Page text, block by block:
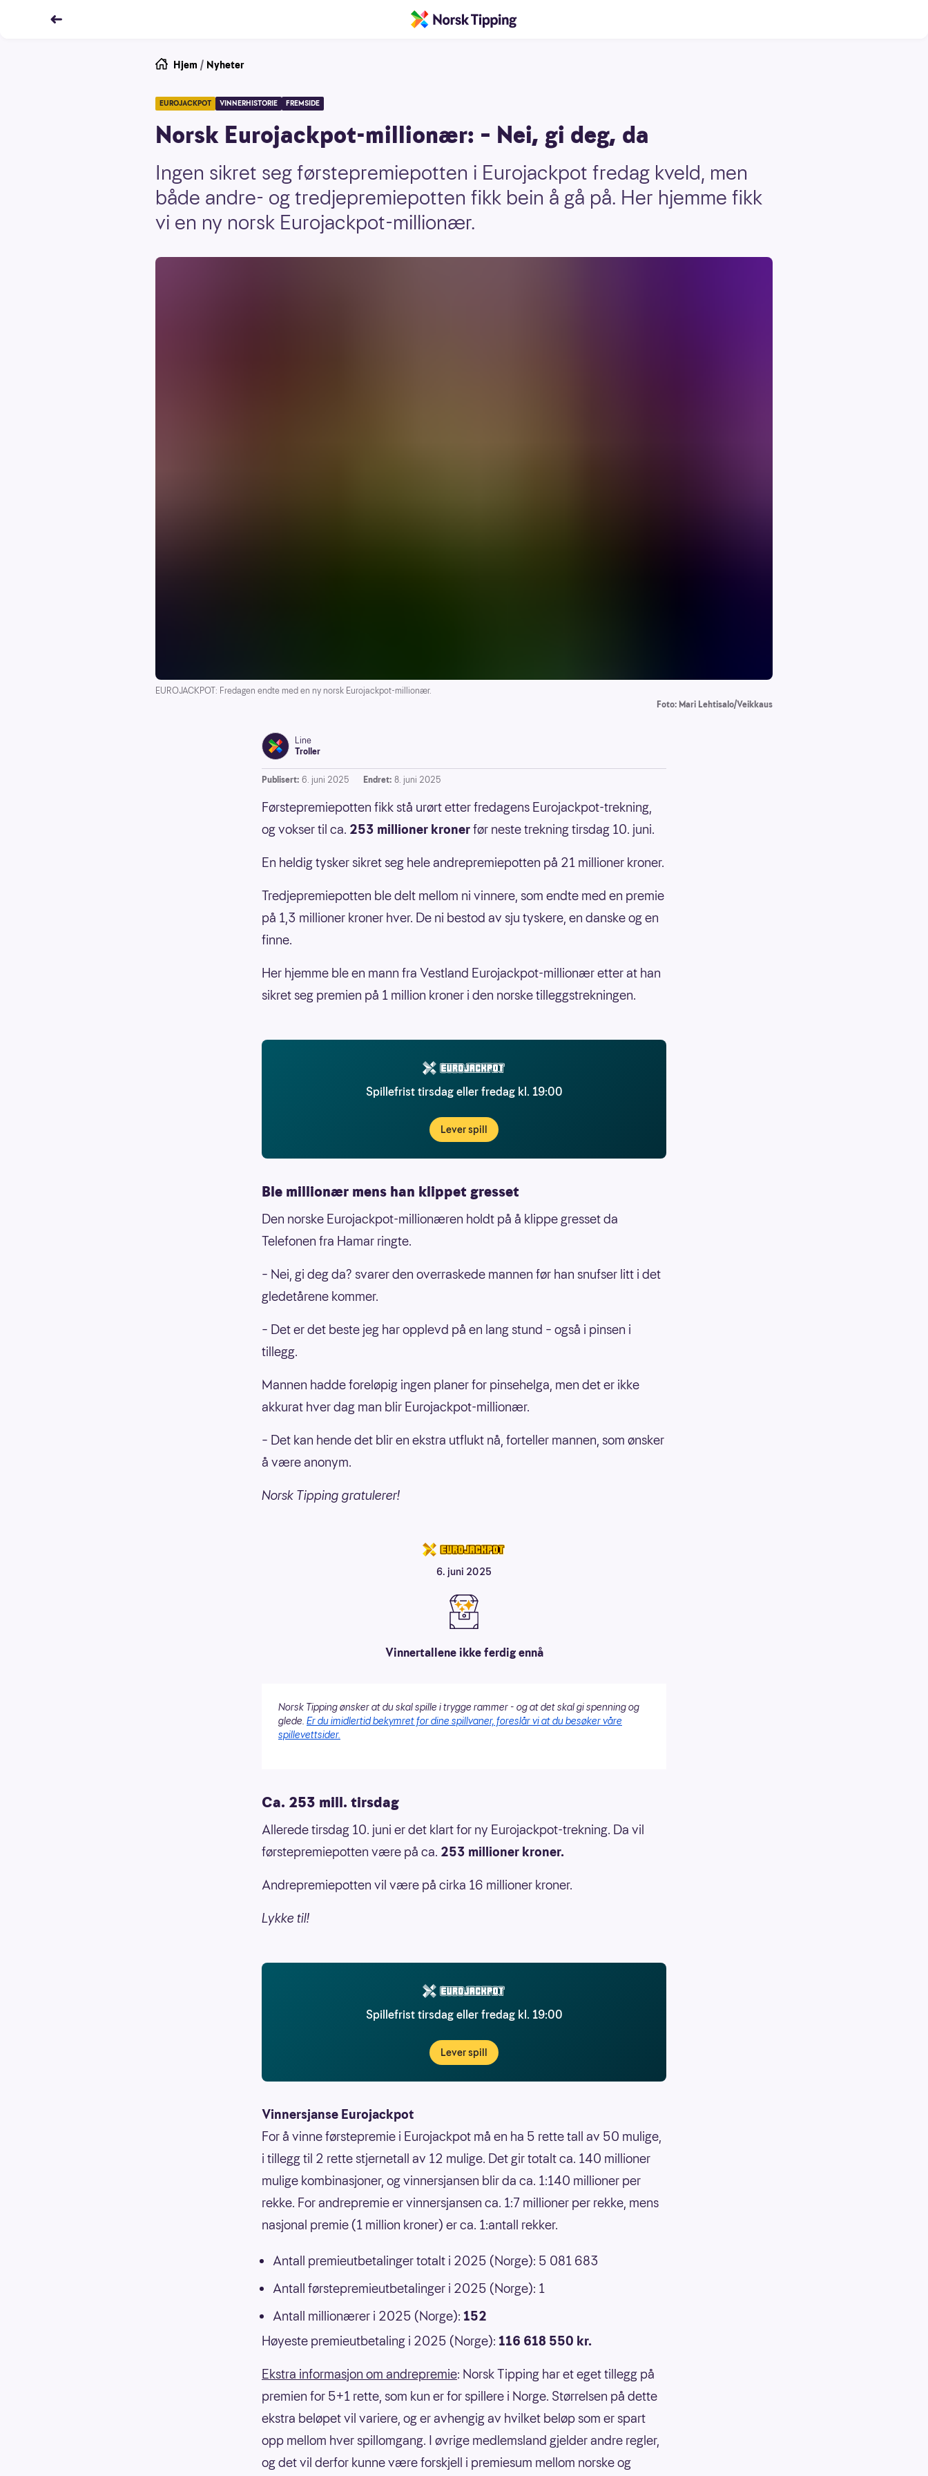
Hjem / Nyheter
EUROJACKPOT VINNERHISTORIE FREMSIDE
Norsk Eurojackpot-millionær: – Nei, gi deg, da
Ingen sikret seg førstepremiepotten i Eurojackpot fredag kveld, men
både andre- og tredjepremiepotten fikk bein å gå på. Her hjemme fikk
vi en ny norsk Eurojackpot-millionær.
EUROJACKPOT: Fredagen endte med en ny norsk Eurojackpot-millionær.
Foto: Mari Lehtisalo/Veikkaus
Line
Troller
Publisert: 6. juni 2025 Endret: 8. juni 2025
Førstepremiepotten fikk stå urørt etter fredagens Eurojackpot-trekning,
og vokser til ca. 253 millioner kronerfør neste trekning tirsdag 10. juni.
En heldig tysker sikret seg hele andrepremiepotten på 21 millioner kroner.
Tredjepremiepotten ble delt mellom ni vinnere, som endte med en premie
på 1,3 millioner kroner hver. De ni bestod av sju tyskere, en danske og en
finne.
Her hjemme ble en mann fra Vestland Eurojackpot-millionær etter at han
sikret seg premien på 1 million kroner i den norske tilleggstrekningen.
Spillefrist tirsdag eller fredag kl. 19:00
Lever spill
Ble millionær mens han klippet gresset
Den norske Eurojackpot-millionæren holdt på å klippe gresset da
Telefonen fra Hamar ringte.
– Nei, gi deg da? svarer den overraskede mannen før han snufser litt i det
gledetårene kommer.
– Det er det beste jeg har opplevd på en lang stund – også i pinsen i
tillegg.
Mannen hadde foreløpig ingen planer for pinsehelga, men det er ikke
akkurat hver dag man blir Eurojackpot-millionær.
– Det kan hende det blir en ekstra utflukt nå, forteller mannen, som ønsker
å være anonym.
Norsk Tipping gratulerer!
6. juni 2025
Vinnertallene ikke ferdig ennå
Norsk Tipping ønsker at du skal spille i trygge rammer - og at det skal gi spenning og
glede. Er du imidlertid bekymret for dine spillvaner, foreslår vi at du besøker våre
spillevettsider.
Ca. 253 mill. tirsdag
Allerede tirsdag 10. juni er det klart for ny Eurojackpot-trekning. Da vil
førstepremiepotten være på ca. 253 millioner kroner.
Andrepremiepotten vil være på cirka 16 millioner kroner.
Lykke til!
Spillefrist tirsdag eller fredag kl. 19:00
Lever spill
Vinnersjanse Eurojackpot
For å vinne førstepremie i Eurojackpot må en ha 5 rette tall av 50 mulige,
i tillegg til 2 rette stjernetall av 12 mulige. Det gir totalt ca. 140 millioner
mulige kombinasjoner, og vinnersjansen blir da ca. 1:140 millioner per
rekke. For andrepremie er vinnersjansen ca. 1:7 millioner per rekke, mens
nasjonal premie (1 million kroner) er ca. 1:antall rekker.
Antall premieutbetalinger totalt i 2025 (Norge): 5 081 683
Antall førstepremieutbetalinger i 2025 (Norge): 1
Antall millionærer i 2025 (Norge): 152
Høyeste premieutbetaling i 2025 (Norge): 116 618 550 kr.
Ekstra informasjon om andrepremie: Norsk Tipping har et eget tillegg på
premien for 5+1 rette, som kun er for spillere i Norge. Størrelsen på dette
ekstra beløpet vil variere, og er avhengig av hvilket beløp som er spart
opp mellom hver spillomgang. I øvrige medlemsland gjelder andre regler,
og det vil derfor kunne være forskjell i premiesum mellom norske og